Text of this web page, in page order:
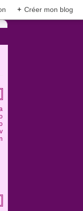
+ Créer mon blog